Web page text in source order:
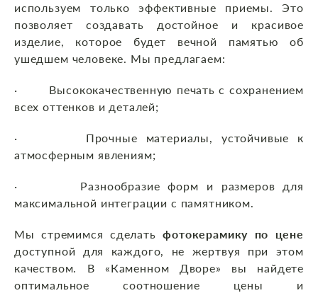
используем только эффективные приемы. Это
позволяет создавать достойное и красивое
изделие, которое будет вечной памятью об
ушедшем человеке. Мы предлагаем:
· Высококачественную печать с сохранением
всех оттенков и деталей;
· Прочные материалы, устойчивые к
атмосферным явлениям;
· Разнообразие форм и размеров для
максимальной интеграции с памятником.
Мы стремимся сделатьфотокерамику по цене
доступной для каждого, не жертвуя при этом
качеством. В «Каменном Дворе» вы найдете
оптимальное соотношение цены и